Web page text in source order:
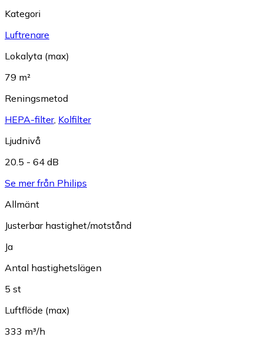
Kategori
Luftrenare
Lokalyta (max)
79 m²
Reningsmetod
HEPA-filter, Kolfilter
Ljudnivå
20.5 - 64 dB
Se mer från Philips
Allmänt
Justerbar hastighet/motstånd
Ja
Antal hastighetslägen
5 st
Luftflöde (max)
333 m³/h